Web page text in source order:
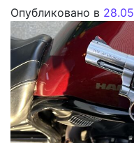
Опубликовано в